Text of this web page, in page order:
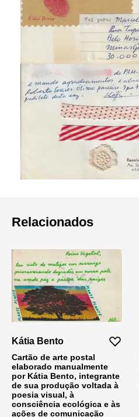
Relacionados
Kátia Bento
Cartão de arte postal
elaborado manualmente
por Kátia Bento, integrante
de sua produção voltada à
poesia visual, à
consciência ecológica e às
ações de comunicação